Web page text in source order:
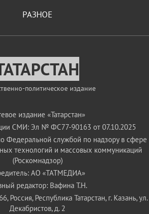
РАЗНОЕ
политическое издание
издание «Татарстан»
СМИ: Эл № ФС77-90163 от 07.10.2025
Федеральной службой по надзору в сфере
технологий и массовых коммуникаций
(Роскомнадзор)
АО «ТАТМЕДИА»
редактор: Вафина Т.Н.
Россия, Республика Татарстан, г. Казань, ул.
Декабристов, д. 2